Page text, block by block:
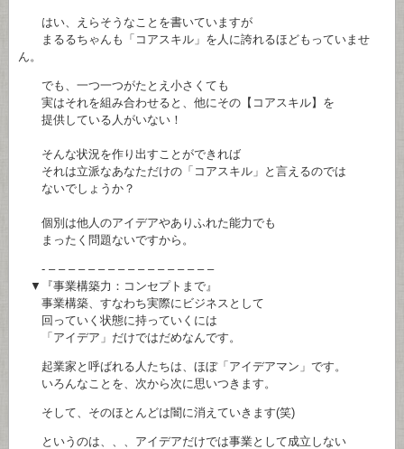
はい、えらそうなことを書いていますが
まるるちゃんも「コアスキル」を人に誇れるほどもっていませ
ん。
でも、一つ一つがたとえ小さくても
実はそれを組み合わせると、他にその【コアスキル】を
提供している人がいない！
そんな状況を作り出すことができれば
それは立派なあなただけの「コアスキル」と言えるのでは
ないでしょうか？
個別は他人のアイデアやありふれた能力でも
まったく問題ないですから。
- – – – – – – – – – – – – – – – – –
▼『事業構築力：コンセプトまで』
事業構築、すなわち実際にビジネスとして
回っていく状態に持っていくには
「アイデア」だけではだめなんです。
起業家と呼ばれる人たちは、ほぼ「アイデアマン」です。
いろんなことを、次から次に思いつきます。
そして、そのほとんどは闇に消えていきます(笑)
というのは、、、アイデアだけでは事業として成立しない